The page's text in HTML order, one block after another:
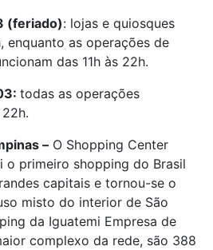
(feriado): lojas e quiosques
enquanto as operações de
das 11h às 22h.
todas as operações
– O Shopping Center
o primeiro shopping do Brasil
capitais e tornou-se o
misto do interior de São
da Iguatemi Empresa de
complexo da rede, são 388